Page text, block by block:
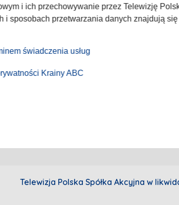
i ich przechowywanie przez Telewizję
i sposobach przetwarzania danych znajdują
świadczenia usług
Krainy ABC
Sklep TVP
Telewizja Polska Spółka Akcyjna w